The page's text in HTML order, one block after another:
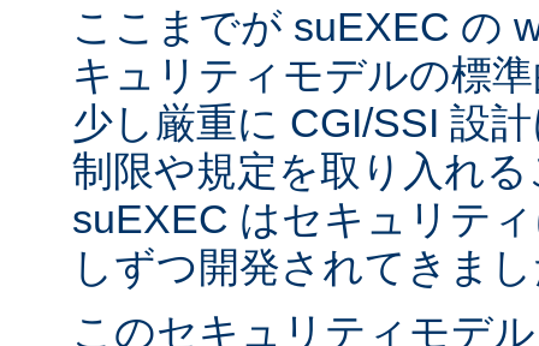
ここまでが suEXEC の
キュリティモデルの標
少し厳重に CGI/SSI 設
制限や規定を取り入れ
suEXEC はセキュリテ
しずつ開発されてきま
このセキュリティモデ